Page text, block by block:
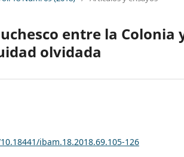
entre la
olvidada
ibam.18.2018.69.105-126